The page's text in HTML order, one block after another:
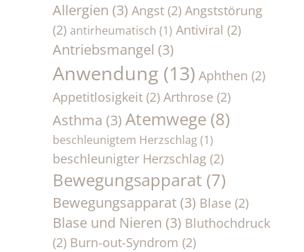
Allergien (3) Angst(2) Angststörung
(2) antirheumatisch (1) Antiviral (2)
Antriebsmangel (3)
Anwendung (13) Aphthen (2)
Appetitlosigkeit(2) Arthrose (2)
Asthma (3) Atemwege (8)
beschleunigtem Herzschlag(1)
beschleunigter Herzschlag(2)
Bewegungsapparat (7)
Bewegungsapparat(3) Blase (2)
Blase und Nieren (3) Bluthochdruck
(2) Burn-out-Syndrom (2)